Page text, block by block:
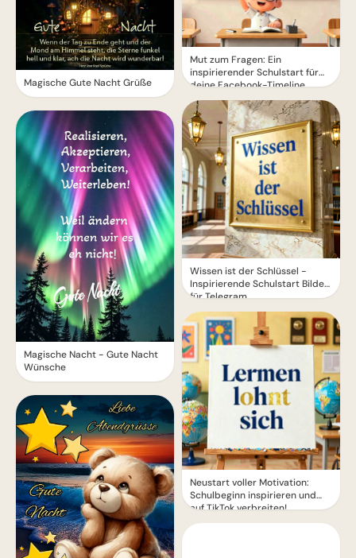
Magische Gute Nacht Grüße
Magische Nacht - Gute Nacht
Wünsche
Mut zum Fragen: Ein
inspirierender Schulstart für
deine Facebook-Timeline
Wissen ist der Schlüssel -
Inspirierende Schulstart Bilder
für Telegram
Neustart voller Motivation:
Schulbeginn inspirieren und
auf TikTok verbreiten!